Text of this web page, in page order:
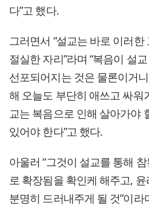
다”고 했다.
그러면서 “설교는 바로 이러
절실한 자리”라며 “복음이 설
선포되어지는 것은 물론이거
해 오늘도 부단히 애쓰고 싸워
교는 복음으로 인해 살아가야
있어야 한다”고 했다.
아울러 “그것이 설교를 통해
로 확장됨을 확인케 해주고,
분명히 드러내주게 될 것”이